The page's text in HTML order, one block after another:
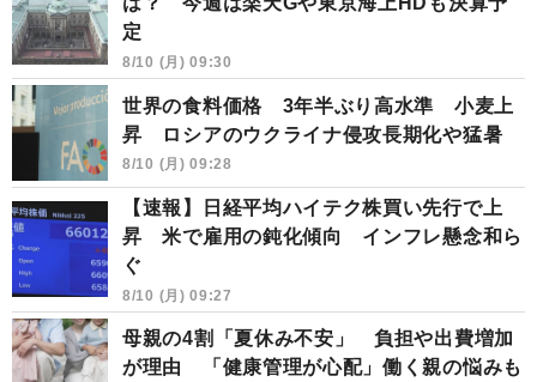
定
8/10 (月) 09:30
世界の食料価格 3年半ぶり高水準 小麦上
昇 ロシアのウクライナ侵攻長期化や猛暑
8/10 (月) 09:28
【速報】日経平均ハイテク株買い先行で上
昇 米で雇用の鈍化傾向 インフレ懸念和ら
ぐ
8/10 (月) 09:27
母親の4割「夏休み不安」 負担や出費増加
が理由 「健康管理が心配」働く親の悩みも